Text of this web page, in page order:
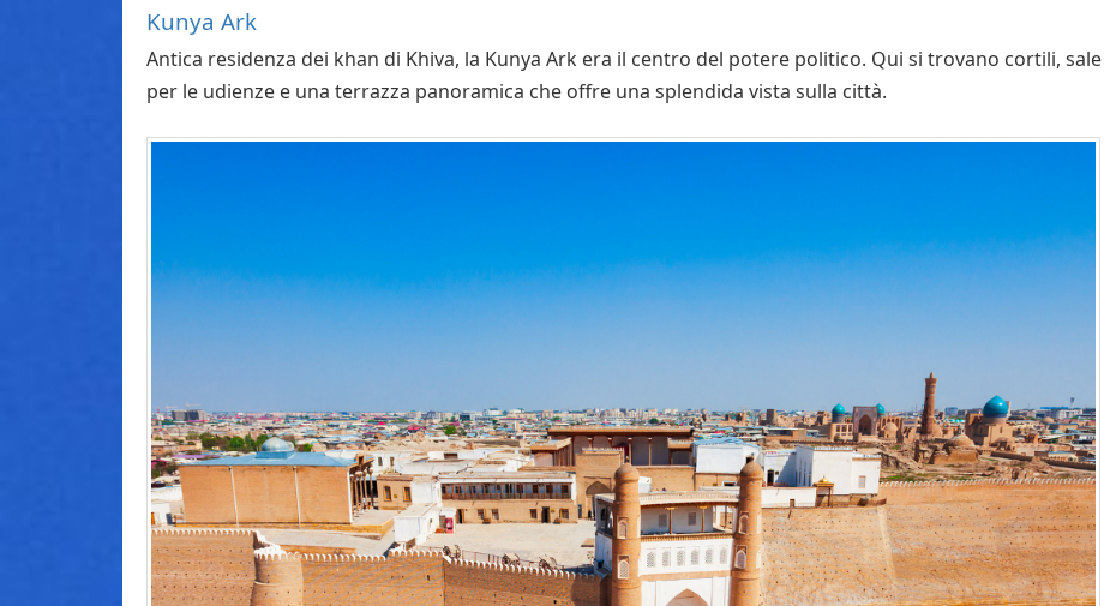
Kunya Ark
Antica residenza dei khan di Khiva, la Kunya Ark era il centro del potere politico. Qui si trovano cortili, sale
per le udienze e una terrazza panoramica che offre una splendida vista sulla città.